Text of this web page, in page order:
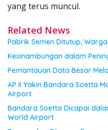
yang terus muncul.
Related News
Pabrik Semen Ditutup,
Kesinambungan dalam
Pemantauan Data Besar
AP II Yakin Bandara Soetta
Airport
Bandara Soetta Dicapai
World Airport